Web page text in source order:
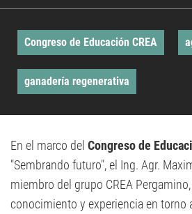
Congreso de Educación CREA
ganadería regenerativa
En el marco del Congreso de
"Sembrando futuro", el Ing. Agr.
miembro del grupo CREA
conocimiento y experiencia en torno